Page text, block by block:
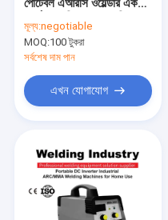
পণ্য
ভিডিও
পোর্টেবল এআরসি ওয়েল্ডার একক
মেশিন
মূল্য:negotiable
MOQ:100 টুকরা
সর্বশেষ দাম পান
এখন যোগাযোগ